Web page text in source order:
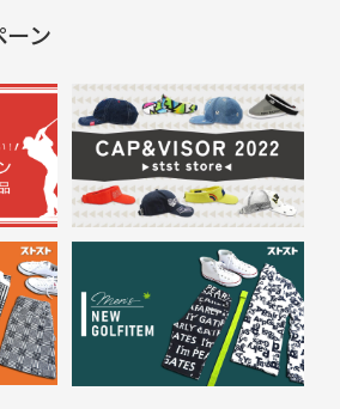
お
30代女性
いつも素敵な商品を
かりますか？
た場合も全国一律で800円とさせて頂
配送先につき)
)以上お買い物をして頂けた場合は送
ッピングカートに複数商品を入れて
。
すか？
測しておりますので、若干の誤
ざいます。
性故、メンテンスを行っておりま
、香水、お香、古着特有の香
着している場合がございます。
ン